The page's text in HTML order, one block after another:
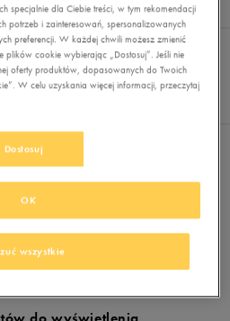
FILTRUJ (1)
Pokaż
60
specjalnie dla Ciebie treści, w tym rekomendacji
potrzeb i zainteresowań, spersonalizowanych
preferencji. W każdej chwili możesz zmienić
cookie wybierając „Dostosuj”. Jeśli nie
oferty produktów, dopasowanych do Twoich
W celu uzyskania więcej informacji, przeczytaj
Dostosuj
wszystkie
OK